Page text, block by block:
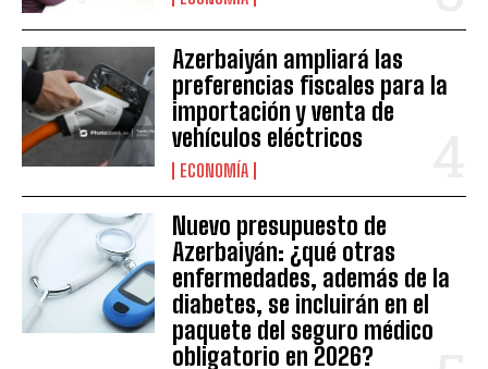
Azerbaiyán ampliará las
preferencias fiscales para la
importación y venta de
vehículos eléctricos
ECONOMÍA
Nuevo presupuesto de
Azerbaiyán: ¿qué otras
enfermedades, además de la
diabetes, se incluirán en el
paquete del seguro médico
obligatorio en 2026?